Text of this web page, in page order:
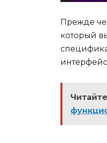
Прежде
который